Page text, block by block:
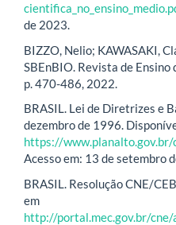
de 2023.
BIZZO, Nelio; KAWASAKI,
SBEnBIO. Revista de Ensino
p. 470-486, 2022.
BRASIL. Lei de Diretrizes e
dezembro de 1996.
https://
Acesso em: 13 de setembro
BRASIL. Resolução CNE/
em
http://portal.mec.gov.br/